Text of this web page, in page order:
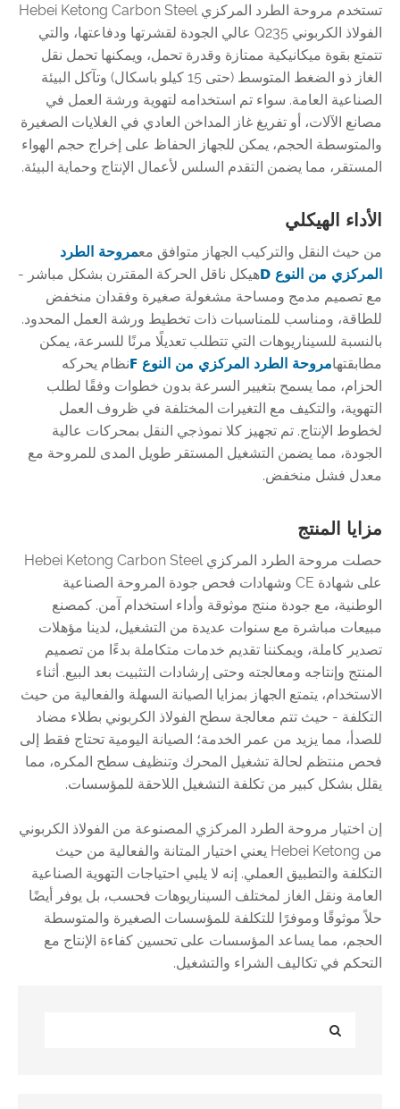
تستخدم مروحة الطرد المركزي Hebei Ketong Carbon Steel
الفولاذ الكربوني Q235 عالي الجودة لقشرتها ودفاعتها، والتي
تتمتع بقوة ميكانيكية ممتازة وقدرة تحمل، ويمكنها تحمل نقل
الغاز ذو الضغط المتوسط ​​(حتى 15 كيلو باسكال) وتآكل البيئة
الصناعية العامة. سواء تم استخدامه لتهوية ورشة العمل في
مصانع الآلات، أو تفريغ غاز المداخن العادي في الغلايات الصغيرة
والمتوسطة الحجم، يمكن للجهاز الحفاظ على إخراج حجم الهواء
المستقر، مما يضمن التقدم السلس لأعمال الإنتاج وحماية البيئة.
الأداء الهيكلي
من حيث النقل والتركيب الجهاز متوافق معمروحة الطرد
المركزي من النوع D
هيكل ناقل الحركة المقترن بشكل مباشر -
مع تصميم مدمج ومساحة مشغولة صغيرة وفقدان منخفض
للطاقة، ومناسب للمناسبات ذات تخطيط ورشة العمل المحدود.
بالنسبة للسيناريوهات التي تتطلب تعديلًا مرنًا للسرعة، يمكن
مطابقتهامروحة الطرد المركزي من النوع F
نظام يحركه
الحزام، مما يسمح بتغيير السرعة بدون خطوات وفقًا لطلب
التهوية، والتكيف مع التغيرات المختلفة في ظروف العمل
لخطوط الإنتاج. تم تجهيز كلا نموذجي النقل بمحركات عالية
الجودة، مما يضمن التشغيل المستقر طويل المدى للمروحة مع
معدل فشل منخفض.
مزايا المنتج
حصلت مروحة الطرد المركزي Hebei Ketong Carbon Steel
على شهادة CE وشهادات فحص جودة المروحة الصناعية
الوطنية، مع جودة منتج موثوقة وأداء استخدام آمن. كمصنع
مبيعات مباشرة مع سنوات عديدة من التشغيل، لدينا مؤهلات
تصدير كاملة، ويمكننا تقديم خدمات متكاملة بدءًا من تصميم
المنتج وإنتاجه ومعالجته وحتى إرشادات التثبيت بعد البيع. أثناء
الاستخدام، يتمتع الجهاز بمزايا الصيانة السهلة والفعالية من حيث
التكلفة - حيث تتم معالجة سطح الفولاذ الكربوني بطلاء مضاد
للصدأ، مما يزيد من عمر الخدمة؛ الصيانة اليومية تحتاج فقط إلى
فحص منتظم لحالة تشغيل المحرك وتنظيف سطح المكره، مما
يقلل بشكل كبير من تكلفة التشغيل اللاحقة للمؤسسات.
إن اختيار مروحة الطرد المركزي المصنوعة من الفولاذ الكربوني
من Hebei Ketong يعني اختيار المتانة والفعالية من حيث
التكلفة والتطبيق العملي. إنه لا يلبي احتياجات التهوية الصناعية
العامة ونقل الغاز لمختلف السيناريوهات فحسب، بل يوفر أيضًا
حلاً موثوقًا وموفرًا للتكلفة للمؤسسات الصغيرة والمتوسطة
الحجم، مما يساعد المؤسسات على تحسين كفاءة الإنتاج مع
التحكم في تكاليف الشراء والتشغيل.